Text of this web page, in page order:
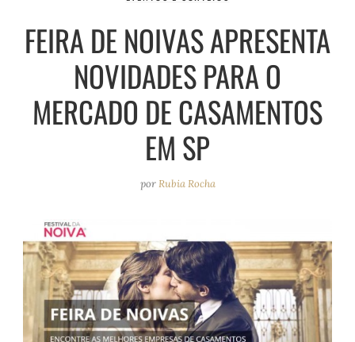
e
r
a
m
o
k
e
s
t
FEIRA DE NOIVAS APRESENTA
NOVIDADES PARA O
MERCADO DE CASAMENTOS
EM SP
porRubia Rocha